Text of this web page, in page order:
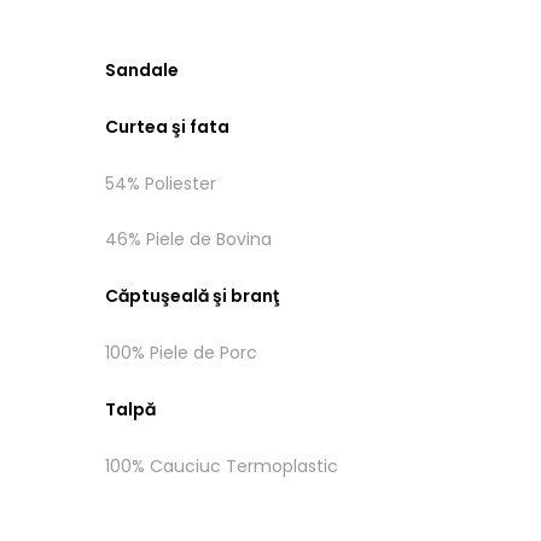
Sandale
Curtea şi fata
54% Poliester
46% Piele de Bovina
Căptuşeală şi branţ
100% Piele de Porc
Talpă
100% Cauciuc Termoplastic